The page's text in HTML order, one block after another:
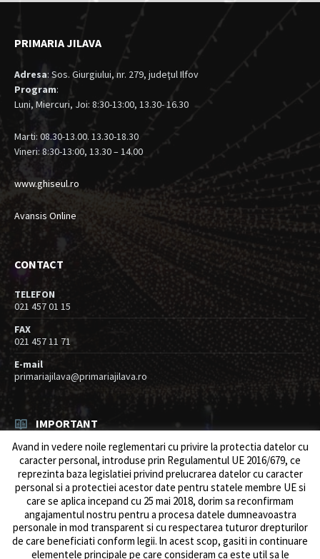
PRIMARIA JILAVA
Adresa: Sos. Giurgiului, nr. 279, judeţul Ilfov
Program:
Luni, Miercuri, Joi: 8:30-13:00, 13.30- 16.30
Marti: 08.30-13.00. 13.30-18.30
Vineri: 8:30-13:00, 13.30 – 14.00
www.ghiseul.ro
Avansis Online
CONTACT
TELEFON
021 457 01 15
FAX
021 457 11 71
E-mail
primariajilava@primariajilava.ro
IMPORTANT
Rezultat concurs expert – proba scrisa
06/08/2026 inResurse umane / Achizitii
Anunt concurs
05/08/2026 Resurse umane / Achizitii
Avand in vedere noile reglementari cu privire la protectia datelor cu
caracter personal, introduse prin Regulamentul UE 2016/679, ce
reprezinta baza legislatiei privind prelucrarea datelor cu caracter
personal si a protectiei acestor date pentru statele membre UE si
care se aplica incepand cu 25 mai 2018, dorim sa reconfirmam
angajamentul nostru pentru a procesa datele dumneavoastra
personale in mod transparent si cu respectarea tuturor drepturilor
de care beneficiati conform legii. ln acest scop, gasiti in continuare
elementele principale pe care consideram ca este util sa le